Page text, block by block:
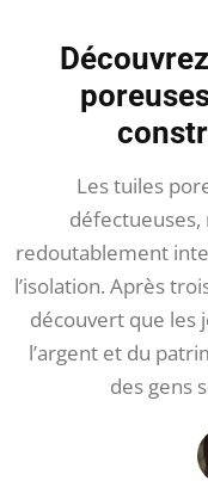
Les tuiles
redoutablement
l’isolation. Après
découvert que les
l’argent et du
des gens